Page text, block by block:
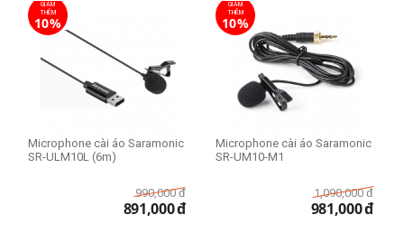
GIẢM
THÊM
10%
Microphone cài áo Saramonic
SR-ULM10L (6m)
990,000 đ
891,000đ
GIẢM
THÊM
10%
Microphone cài áo Saramonic
SR-UM10-M1
1,090,000 đ
981,000đ